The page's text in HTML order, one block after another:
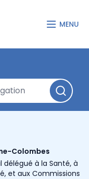
MENU
Colombes
délégué à la Santé, à
et aux Commissions